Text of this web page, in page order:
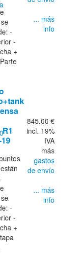
-
-
+
... más
info
-
-
+
845.00 €
incl. 19%
IVA
más
gastos
de envío
... más
info